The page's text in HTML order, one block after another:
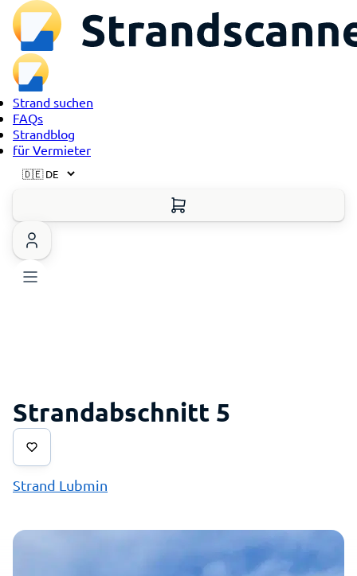
Strand suchen
FAQs
Strandblog
für Vermieter
Strandabschnitt 5
Strand Lubmin